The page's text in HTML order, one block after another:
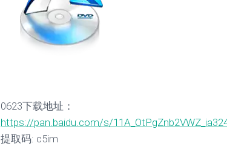
0623下载地址：
https://pan.baidu.com/s/
提取码: c5im